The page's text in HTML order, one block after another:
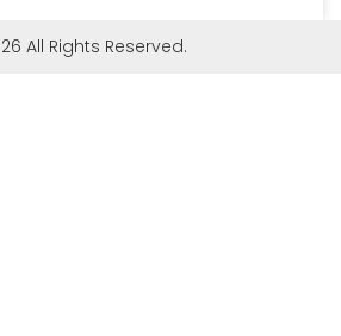
All Rights Reserved.